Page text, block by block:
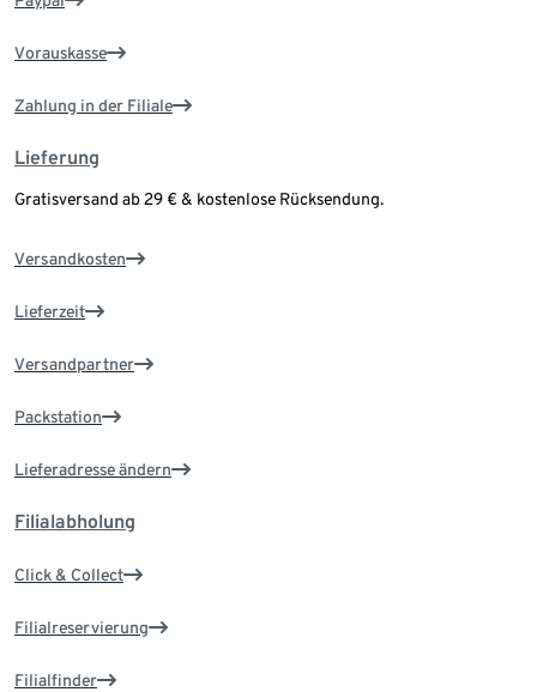
Vorauskasse
Zahlung in der Filiale
Lieferung
Gratisversand ab 29 € & kostenlose Rücksendung.
Versandkosten
Lieferzeit
Versandpartner
Packstation
Lieferadresse ändern
Filialabholung
Click & Collect
Filialreservierung
Filialfinder